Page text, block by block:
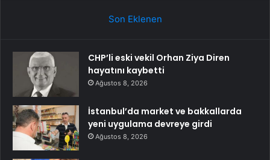
Son Eklenen
CHP’li eski vekil Orhan Ziya Diren
hayatını kaybetti
Ağustos 8, 2026
İstanbul’da market ve bakkallarda
yeni uygulama devreye girdi
Ağustos 8, 2026